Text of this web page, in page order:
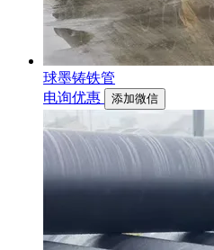
球墨铸铁管
电询优惠
添加微信